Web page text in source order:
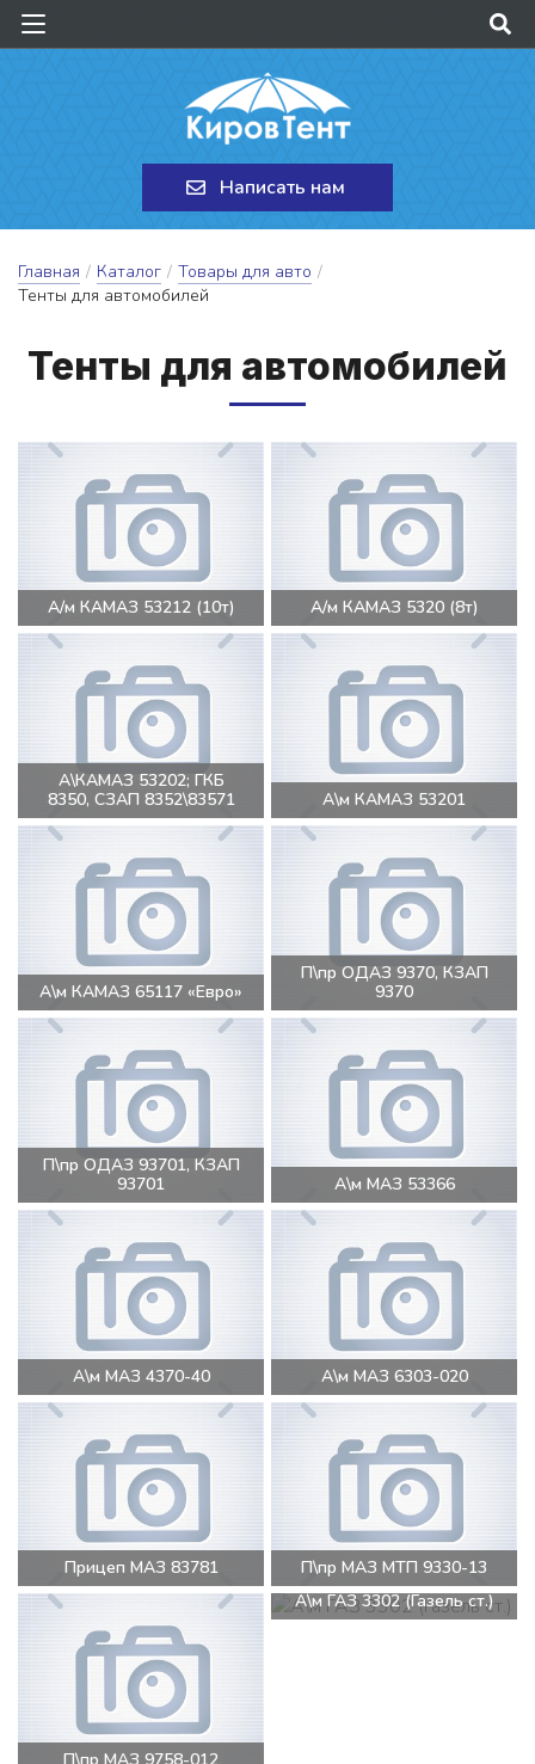
Написать нам
Главная / Каталог / Товары для авто /
Тенты для автомобилей
Тен­ты для ав­то­мо­би­лей
А/м КАМАЗ 53212 (10т) А/м КАМАЗ 5320 (8т)
А\КАМАЗ 53202; ГКБ
8350, СЗАП 8352\83571
А\м КАМАЗ 53201
А\м КАМАЗ 65117 «Евро»
П\пр ОДАЗ 9370, КЗАП
9370
П\пр ОДАЗ 93701, КЗАП
93701
А\м МАЗ 53366
А\м МАЗ 4370-40 А\м МАЗ 6303-020
Прицеп МАЗ 83781 П\пр МАЗ МТП 9330-13
А\м ГАЗ 3302 (Газель ст.)